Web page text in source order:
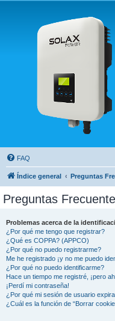
Solax FAQ
Lugar para intercambiar dudas
FAQ
Índice general Preguntas
Preguntas
Problemas acerca de la
¿Por qué me tengo que registrar?
¿Qué es COPPA? (APPCO)
¿Por qué no puedo registrarme?
Me he registrado ¡y no me puedo
¿Por qué no puedo identificarme?
Hace un tiempo me registré, ¡pero
¡Perdí mi contraseña!
¿Por qué mi sesión de usuario
¿Cuál es la función de “Borrar